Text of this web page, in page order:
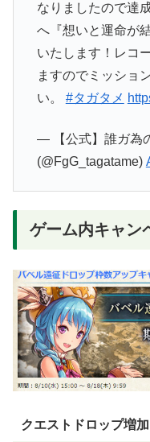
なりましたので達
へ『想いと運命が
いたします！レコ
ますのでミッショ
い。 #タガタメ
— 【公式】誰ガ為
(@FgG_tagatame)
ゲーム内キャン
クエストドロップ増加